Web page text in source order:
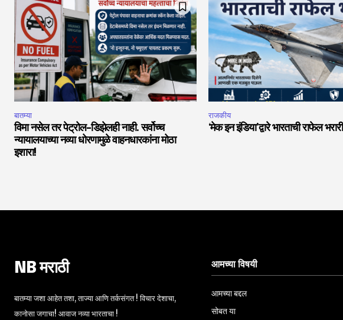
बातम्या
विमा नसेल तर पेट्रोल-डिझेलही नाही. सर्वोच्च
न्यायालयाच्या नव्या धोरणामुळे वाहनधारकांना मोठा
इशारा!
राजकीय
‘मेक इन इंडिया’द्वारे भारताची राफेल भरारी
NB मराठी
बातम्या जशा आहेत तशा, ताज्या आणि तर्कसंगत ! विचार देशाचा,
कानोसा जगाचा! आवाज नव्या भारताचा !
आमच्या विषयी
आमच्या बद्दल
सोबत या